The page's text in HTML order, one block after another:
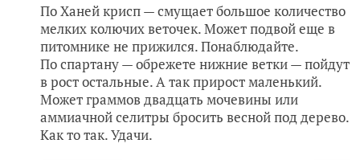
По Ханей крисп — смущает большое количество
мелких колючих веточек. Может подвой еще в
питомнике не прижился. Понаблюдайте.
По спартану — обрежете нижние ветки — пойдут
в рост остальные. А так прирост маленький.
Может граммов двадцать мочевины или
аммиачной селитры бросить весной под дерево.
Как то так. Удачи.